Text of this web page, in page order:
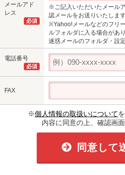
メールアド
レス
必須
※ご記入いただいたメール
認メールをお送りいたします
※Yahoo!メールなどのフリ
ルフォルダに入る場合があり
迷惑メールのフォルダ・設
電話番号
必須
FAX
※個人情報の取扱いについて
内容に同意の上、確認画
同意して